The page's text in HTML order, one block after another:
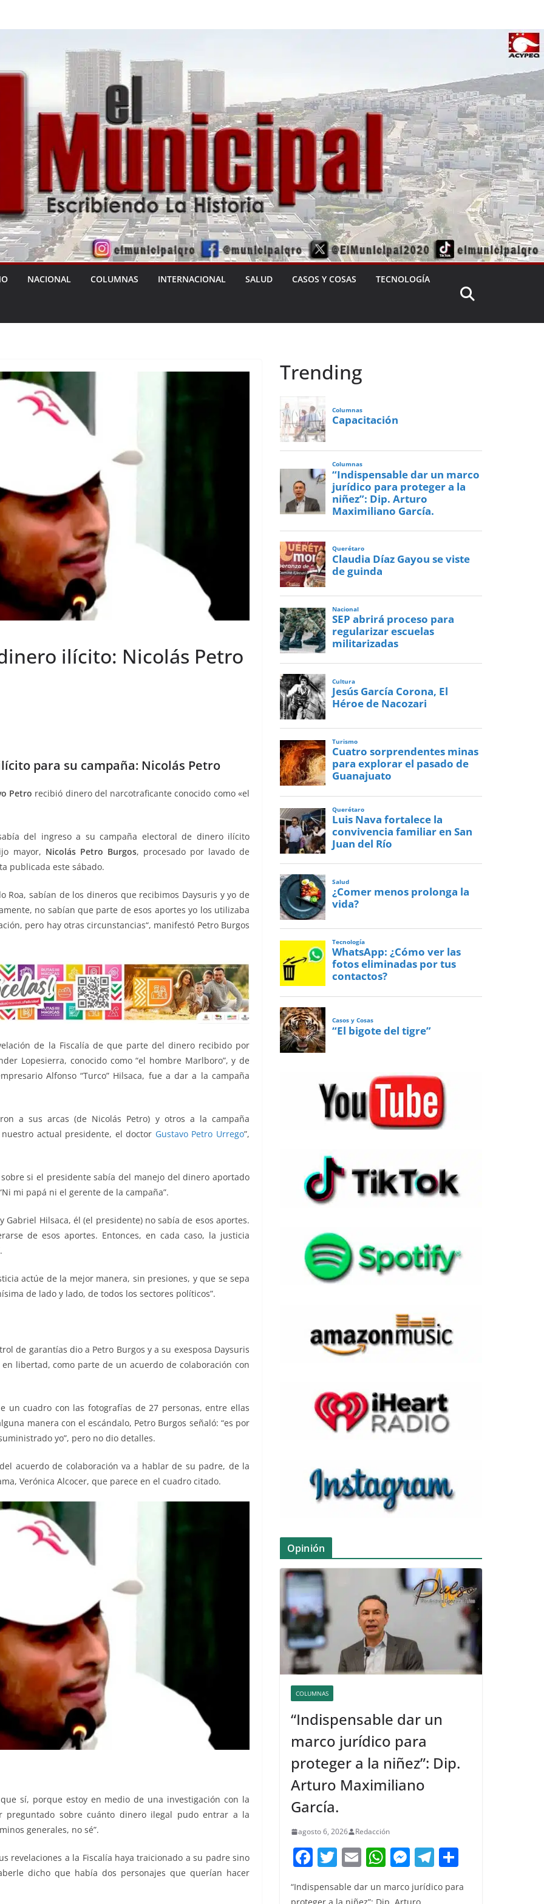
NACIONAL COLUMNAS INTERNACIONAL SALUD CASOS Y COSAS TECNOLOGÍA
ilícito: Nicolás Petro
para su campaña: Nicolás Petro
Petro recibió dinero del narcotraficante conocido como «el
del ingreso a su campaña electoral de dinero ilícito
mayor, Nicolás Petro Burgos, procesado por lavado de
publicada este sábado.
Roa, sabían de los dineros que recibimos Daysuris y yo de
no sabían que parte de esos aportes yo los utilizaba
pero hay otras circunstancias“, manifestó Petro Burgos
de la Fiscalía de que parte del dinero recibido por
Lopesierra, conocido como “el hombre Marlboro”, y de
Alfonso “Turco” Hilsaca, fue a dar a la campaña
a sus arcas (de Nicolás Petro) y otros a la campaña
actual presidente, el doctor Gustavo Petro Urrego”,
si el presidente sabía del manejo del dinero aportado
mi papá ni el gerente de la campaña”.
Hilsaca, él (el presidente) no sabía de esos aportes.
de esos aportes. Entonces, en cada caso, la justicia
actúe de la mejor manera, sin presiones, y que se sepa
de lado y lado, de todos los sectores políticos”.
de garantías dio a Petro Burgos y a su exesposa Daysuris
libertad, como parte de un acuerdo de colaboración con
un cuadro con las fotografías de 27 personas, entre ellas
manera con el escándalo, Petro Burgos señaló: “es por
yo”, pero no dio detalles.
acuerdo de colaboración va a hablar de su padre, de la
Verónica Alcocer, que parece en el cuadro citado.
sí, porque estoy en medio de una investigación con la
preguntado sobre cuánto dinero ilegal pudo entrar a la
generales, no sé”.
revelaciones a la Fiscalía haya traicionado a su padre sino
dicho que había dos personajes que querían hacer
Trending
Opinión
COLUMNAS
“Indispensable dar un
marco jurídico para
proteger a la niñez”: Dip.
Arturo Maximiliano
García.
agosto 6, 2026 Redacción
F
c
T
w
itt
E
ai
W
at
M
e
ss
T
e m
“Indispensable dar un marco jurídico para